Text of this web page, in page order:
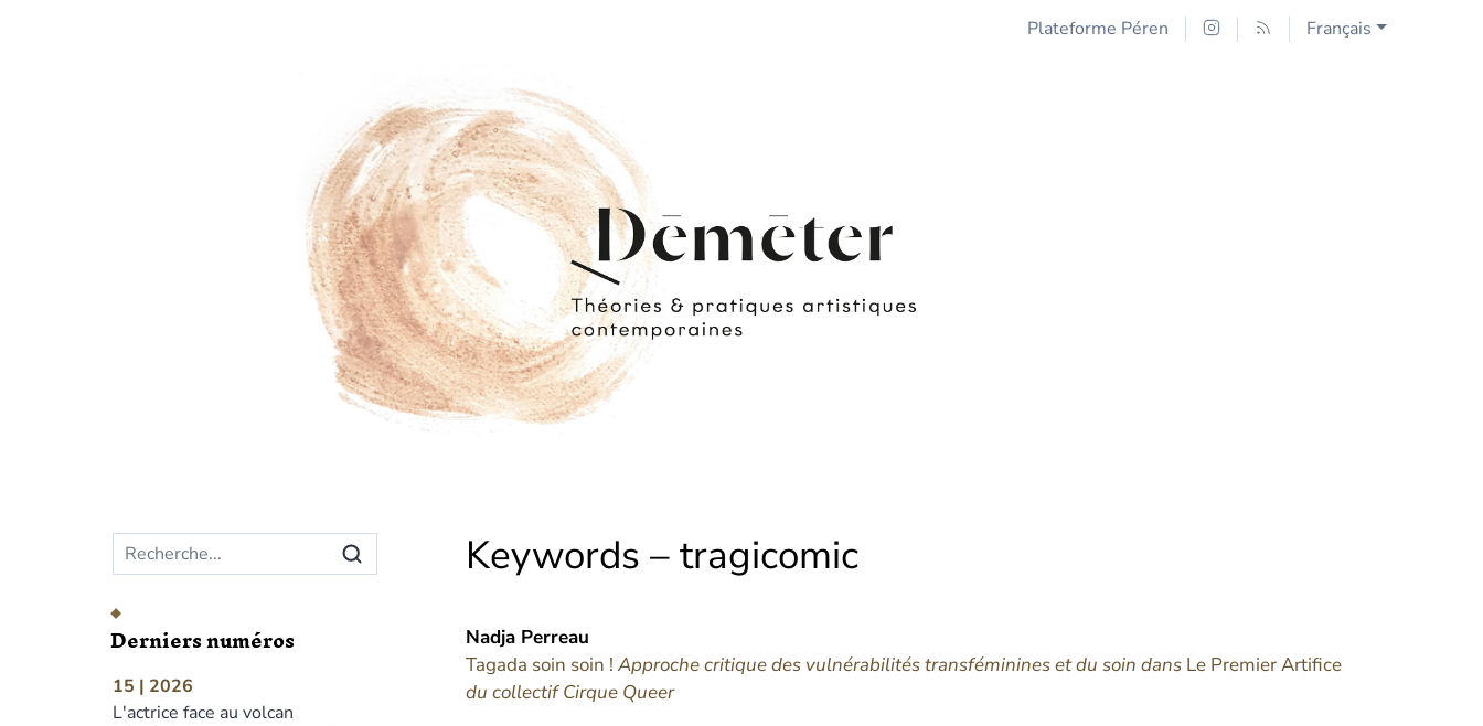
Plateforme Péren Français
Menu principal
Derniers numéros
15 | 2026
L'actrice face au volcan
Keywords – tragicomic
Nadja Perreau
Tagada soin soin ! Approche critique des vulnérabilités transféminines et du soin dans Le Premier Artifice
du collectif Cirque Queer